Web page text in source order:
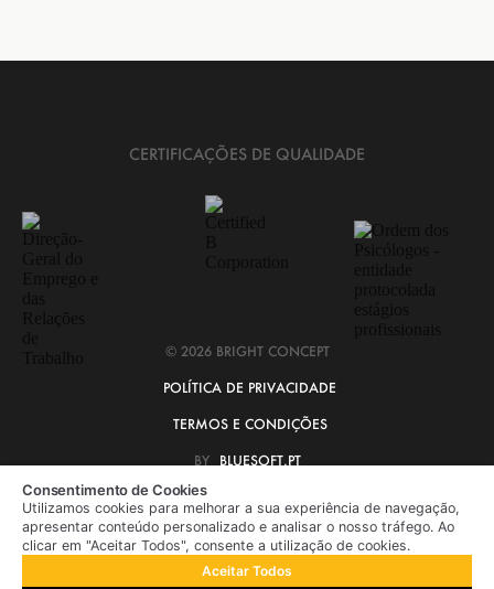
CERTIFICAÇÕES DE QUALIDADE
© 2026 BRIGHT CONCEPT
POLÍTICA DE PRIVACIDADE
TERMOS E CONDIÇÕES
BY BLUESOFT.PT
Consentimento de Cookies
Utilizamos cookies para melhorar a sua experiência de navegação,
apresentar conteúdo personalizado e analisar o nosso tráfego. Ao
clicar em "Aceitar Todos", consente a utilização de cookies.
Aceitar Todos